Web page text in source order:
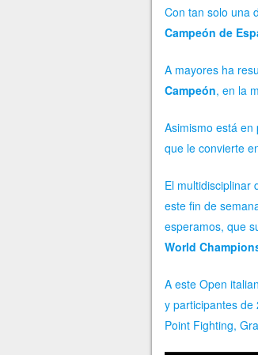
Con tan solo una
Campeón de
A mayores ha
Campeón, en la
Asimismo está
que le convierte
El multidisciplinar
este fin de
esperamos, que
World
A este Open
y participantes de
Point Fighting,